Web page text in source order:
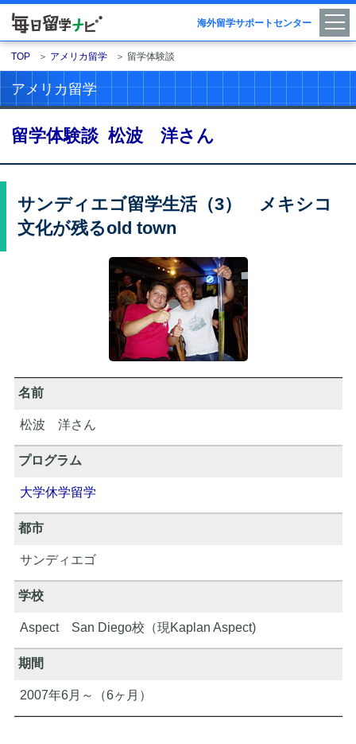
海外留学サポートセンター
TOP ＞ アメリカ留学 ＞ 留学体験談
アメリカ留学
留学体験談 松波 洋さん
サンディエゴ留学生活（3） メキシコ
文化が残るold town
名前
松波 洋さん
プログラム
大学休学留学
都市
サンディエゴ
学校
Aspect San Diego校（現Kaplan Aspect)
期間
2007年6月～（6ヶ月）